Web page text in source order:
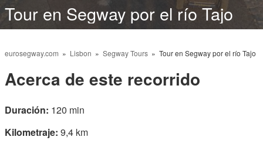
Tour en Segway por el río Tajo
eurosegway.com » Lisbon » Segway Tours » Tour en Segway por el río Tajo
Acerca de este recorrido
Duración: 120 min
Kilometraje: 9,4 km